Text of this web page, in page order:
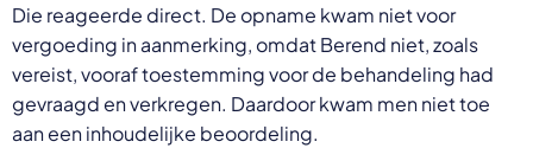
Die reageerde direct. De opname kwam niet voor
vergoeding in aanmerking, omdat Berend niet, zoals
vereist, vooraf toestemming voor de behandeling had
gevraagd en verkregen. Daardoor kwam men niet toe
aan een inhoudelijke beoordeling.